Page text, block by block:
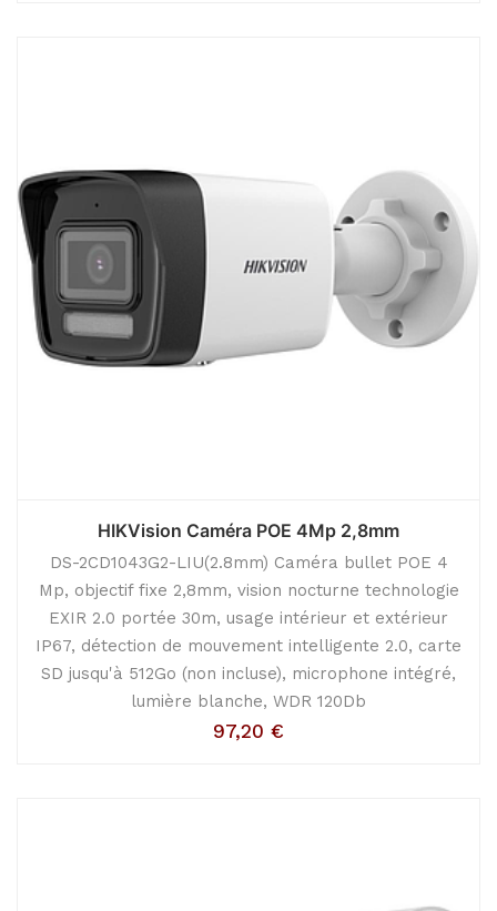
HIKVision Caméra POE 4Mp 2,8mm
DS-2CD1043G2-LIU(2.8mm) Caméra bullet POE 4
Mp, objectif fixe 2,8mm, vision nocturne technologie
EXIR 2.0 portée 30m, usage intérieur et extérieur
IP67, détection de mouvement intelligente 2.0, carte
SD jusqu'à 512Go (non incluse), microphone intégré,
lumière blanche, WDR 120Db
97,20 €